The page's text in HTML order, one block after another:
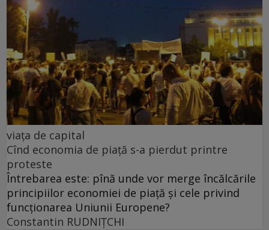
viața de capital
Cînd economia de piață s-a pierdut printre
proteste
Întrebarea este: pînă unde vor merge încălcările
principiilor economiei de piață și cele privind
funcționarea Uniunii Europene?
Constantin RUDNIŢCHI